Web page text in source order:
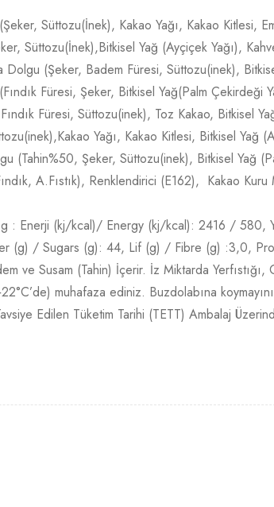
Süttozu(İnek), Kakao Yağı, Kakao Kitlesi,
Süttozu(İnek),Bitkisel Yağ (Ayçiçek Yağı),
(Şeker, Badem Füresi, Süttozu(inek),
Füresi, Şeker, Bitkisel Yağ(Palm
Füresi, Süttozu(inek), Toz Kakao, Bitkisel
Yağı, Kakao Kitlesi, Bitkisel Yağ
(Tahin%50, Şeker, Süttozu(inek), Bitkisel Yağ
A.Fıstık), Renklendirici (E162), Kakao
Enerji (kj/kcal)/ Energy (kj/kcal): 2416 / 580,
(g) / Sugars (g): 44, Lif (g) / Fibre (g) :3,0,
ve Susam (Tahin) İçerir. İz Miktarda
muhafaza ediniz. Buzdolabına
Edilen Tüketim Tarihi (TETT) Ambalaj